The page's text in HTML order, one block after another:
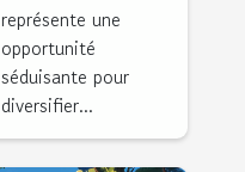
France
représente une
opportunité
séduisante pour
diversifier...